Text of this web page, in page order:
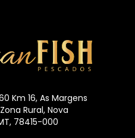
Km 16, As Margens
Rural, Nova
78415-000